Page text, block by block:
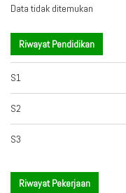
Data tidak ditemukan
Riwayat Pendidikan
S1
S2
S3
Riwayat Pekerjaan